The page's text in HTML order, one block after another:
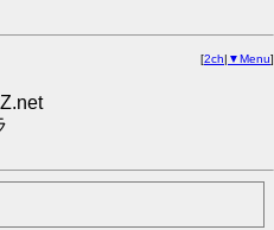
[2ch| ▼Menu]